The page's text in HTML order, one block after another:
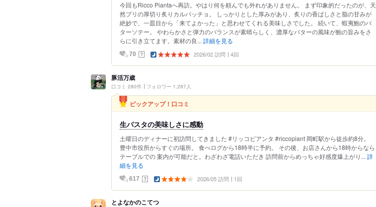
今回もRicco Piantaへ再訪。やはり何を頼んでも外れがありません。 まず印象的だったのが、天
然ブリの厚切り炙りカルパッチョ。 しっかりとした厚みがあり、炙りの香ばしさと脂の甘みが
絶妙で、一皿目から「来てよかった」と思わせてくれる美味しさでした。 続いて、蝦夷鮑のバ
ターソテー。 やわらかさと弾力のバランスが素晴らしく、濃厚なバターの風味が鮑の旨みをさ
らに引き立てます。素材の良... 詳細を見る
70 ？ 2026/02 訪問 4回
豚活万歳
口コミ 280件 フォロワー 1,287人
ピックアップ！口コミ
生パスタの美味しさに感動
土曜日のディナーに初訪問してきました #リッコピアンタ #riccopiant 岡町駅から徒歩約8分。
豊中市役所からすぐの場所。 食べログから18時半に予約。 その後、お店さんから18時からなら
テーブルでの 案内が可能だと。わざわざ電話いただき 訪問前からめっちゃ好感度爆上がり... 詳
細を見る
617 ？ 2026/05 訪問 1回
とよなかのこてつ